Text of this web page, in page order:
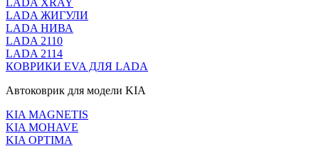
LADA ЖИГУЛИ
LADA НИВА
LADA 2110
LADA 2114
КОВРИКИ EVA ДЛЯ LADA
Автоковрик для модели KIA
KIA MAGNETIS
KIA MOHAVE
KIA OPTIMA